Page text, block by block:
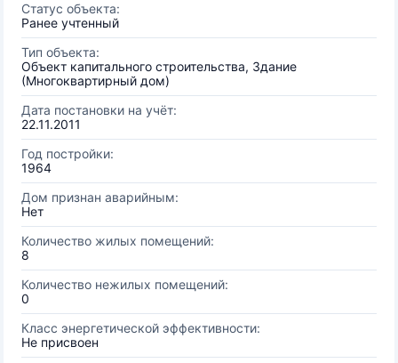
Статус объекта:
Ранее учтенный
Тип объекта:
Объект капитального строительства, Здание
(Многоквартирный дом)
Дата постановки на учёт:
22.11.2011
Год постройки:
1964
Дом признан аварийным:
Нет
Количество жилых помещений:
8
Количество нежилых помещений:
0
Класс энергетической эффективности:
Не присвоен